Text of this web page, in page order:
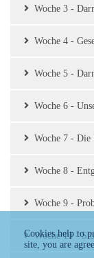
Woche 3 -
Woche 4 -
Woche 5 -
Woche 6 -
Woche 7 -
Woche 8 -
Woche 9 -
Woche 10 -
Cookies help to
site, you are